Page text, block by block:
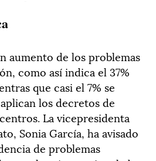
aumento de los problemas
como así indica el 37%
que casi el 7% se
los decretos de
La vicepresidenta
Sonia García, ha avisado
de problemas